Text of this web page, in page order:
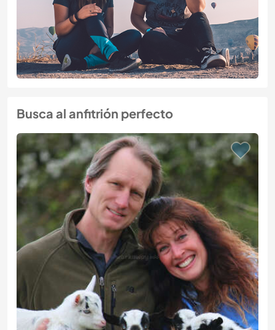
Busca al anfitrión perfecto